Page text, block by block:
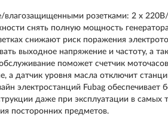
влагозащищенными розетками: 2 х
снять полную мощность генератора
снижают риск поражения
выходное напряжение и частоту, а
поможет счетчик
а датчик уровня масла отключит
электростанций Fubag обеспечивает
даже при эксплуатации в самых
посторонних предметов.